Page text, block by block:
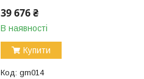
39 676 ₴
В наявності
Купити
gm014